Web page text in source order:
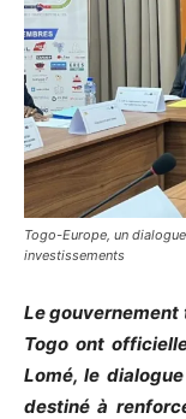
Togo-Europe, un
investissements
Le gouvernement
Togo ont
Lomé, le
destiné à